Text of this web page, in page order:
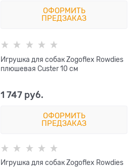
ОФОРМИТЬ
ПРЕДЗАКАЗ
Игрушка для собак Zogoflex Rowdies
плюшевая Custer 10 см
1 747 руб.
ОФОРМИТЬ
ПРЕДЗАКАЗ
Игрушка для собак Zogoflex Rowdies